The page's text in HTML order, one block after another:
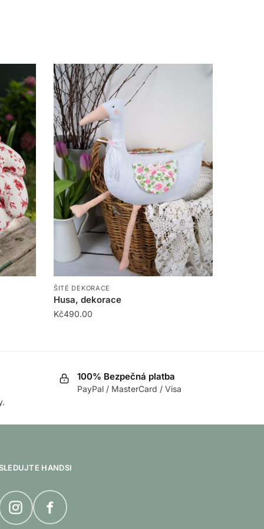
ŠITÉ DEKORACE
Husa, dekorace
Kč490.00
100% Bezpečná platba
PayPal / MasterCard / Visa
HANDSI